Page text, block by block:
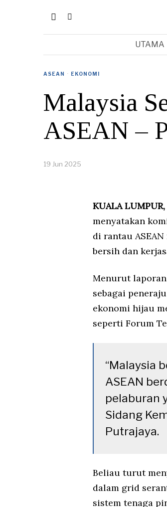
UTAMA
ASEAN · EKONOMI
Malaysia
ASEAN –
19 Jun 2025
KUALA
menyatakan
di rantau
bersih dan
Menurut laporan
sebagai
ekonomi hijau
seperti Forum
“Malaysia
ASEAN
pelaburan
Sidang
Putrajaya.
Beliau turut
dalam grid
sistem tenaga